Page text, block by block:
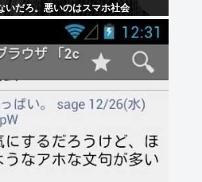
いだろ。悪いのはスマホ社会